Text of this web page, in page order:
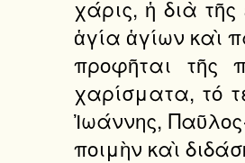
χάρις, ἡ διὰ
ἁγία ἁγίων καὶ
προφῆται τῆς
χαρίσματα, τό
Ἰωάννης,
ποιμὴν καὶ